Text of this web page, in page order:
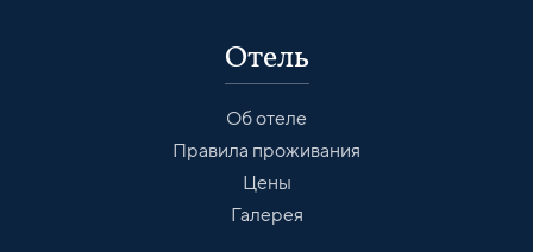
Отель
Об отеле
Правила проживания
Цены
Галерея